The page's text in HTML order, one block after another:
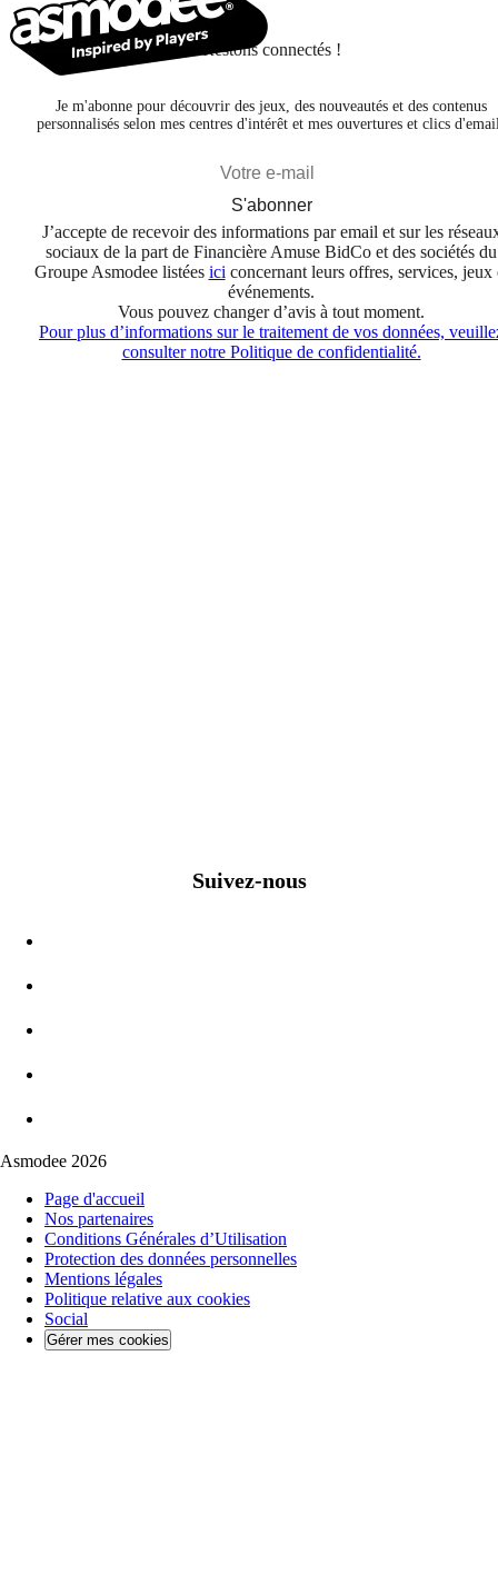
Restons connectés !
Je m'abonne pour découvrir des jeux, des nouveautés et des contenus
personnalisés selon mes centres d'intérêt et mes ouvertures et clics
S'abonner
J’accepte de recevoir des informations par email et sur les
sociaux de la part de Financière Amuse BidCo et des sociétés du
Groupe Asmodee listées ici concernant leurs offres, services, jeux
événements.
Vous pouvez changer d’avis à tout moment.
Pour plus d’informations sur le traitement de vos données,
consulter notre Politique de confidentialité.
Suivez-nous
Asmodee 2026
Page d'accueil
Nos partenaires
Conditions Générales d’Utilisation
Protection des données personnelles
Mentions légales
Politique relative aux cookies
Social
Gérer mes cookies